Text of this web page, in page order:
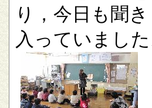
り，今日も聞き
入っていました